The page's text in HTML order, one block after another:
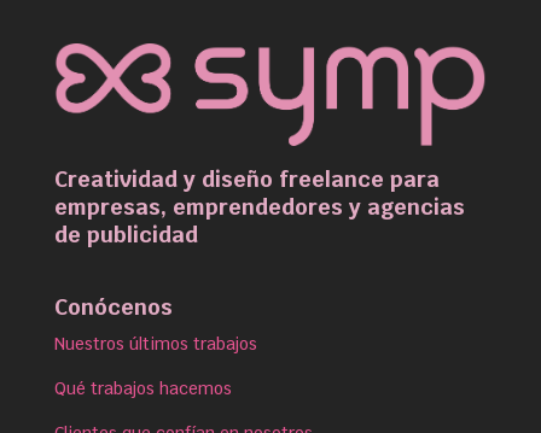
Creatividad y diseño freelance para
empresas, emprendedores y agencias
de publicidad
Conócenos
Nuestros últimos trabajos
Qué trabajos hacemos